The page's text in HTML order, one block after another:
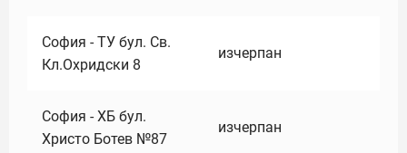
София - ТУ бул. Св.
Кл.Охридски 8
изчерпан
София - ХБ бул.
Христо Ботев №87
изчерпан